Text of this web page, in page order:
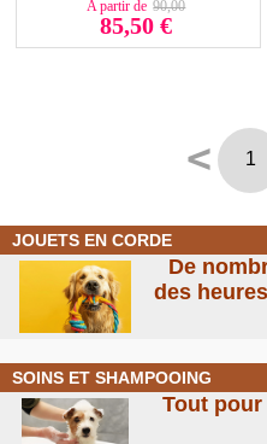
A partir de 90,00
85,50 €
< 1
JOUETS EN CORDE
De
des
SOINS ET SHAMPOOING
Tout